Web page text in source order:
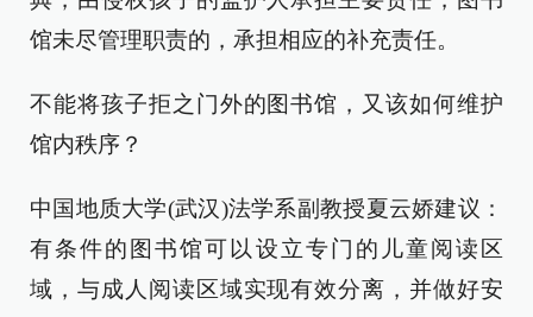
馆未尽管理职责的，承担相应的补充责任。
不能将孩子拒之门外的图书馆，又该如何维护
馆内秩序？
中国地质大学(武汉)法学系副教授夏云娇建议：
有条件的图书馆可以设立专门的儿童阅读区
域，与成人阅读区域实现有效分离，并做好安